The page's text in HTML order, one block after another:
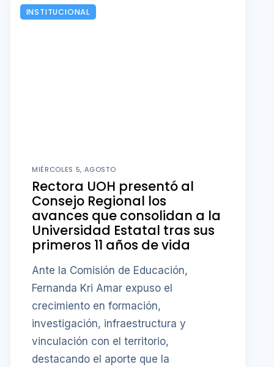
INSTITUCIONAL
MIÉRCOLES 5, AGOSTO
Rectora UOH presentó al
Consejo Regional los
avances que consolidan a la
Universidad Estatal tras sus
primeros 11 años de vida
Ante la Comisión de Educación,
Fernanda Kri Amar expuso el
crecimiento en formación,
investigación, infraestructura y
vinculación con el territorio,
destacando el aporte que la